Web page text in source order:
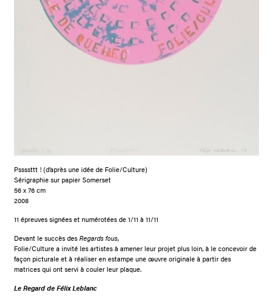
Pssssttt ! (d’après une idée de Folie/Culture)
Sérigraphie sur papier Somerset
56 x 76 cm
2008
11 épreuves signées et numérotées de 1/11 à 11/11
Devant le succès desRegards fous,
Folie/Culture a invité les artistes à amener leur projet plus loin, à le concevoir de
façon picturale et à réaliser en estampe une œuvre originale à partir des
matrices qui ont servi à couler leur plaque.
LeRegardde Félix Leblanc